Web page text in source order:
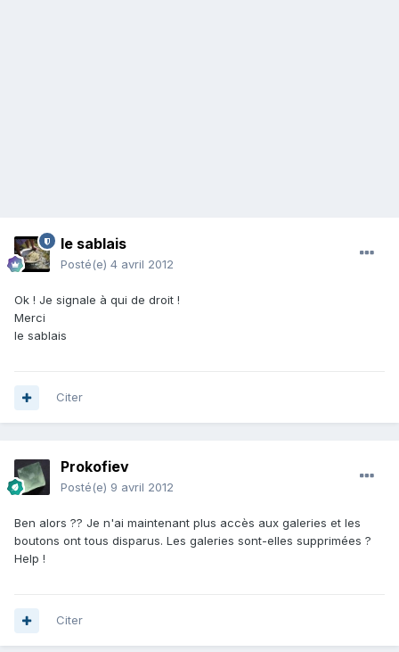
le sablais
Posté(e) 4 avril 2012
Ok ! Je signale à qui de droit !
Merci
le sablais
Citer
Prokofiev
Posté(e) 9 avril 2012
Ben alors ?? Je n'ai maintenant plus accès aux galeries et les
boutons ont tous disparus. Les galeries sont-elles supprimées ?
Help !
Citer